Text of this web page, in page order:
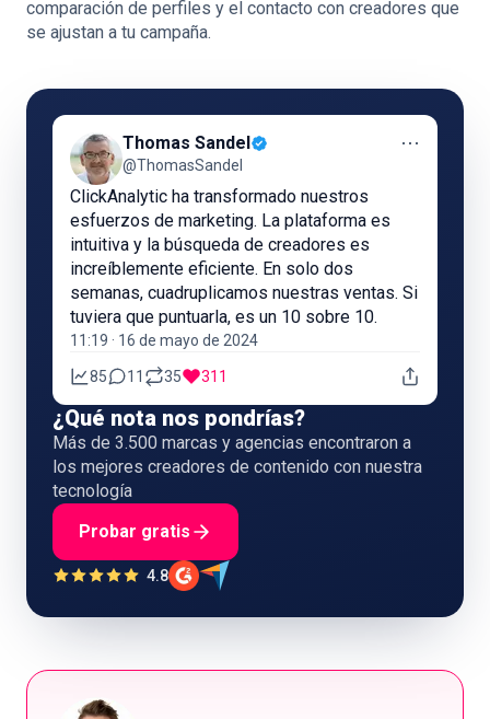
comparación de perfiles y el contacto con creadores que
se ajustan a tu campaña.
Thomas Sandel
@ThomasSandel
⋯
ClickAnalytic ha transformado nuestros
esfuerzos de marketing. La plataforma es
intuitiva y la búsqueda de creadores es
increíblemente eficiente. En solo dos
semanas, cuadruplicamos nuestras ventas. Si
tuviera que puntuarla, es un 10 sobre 10.
11:19 · 16 de mayo de 2024
85 11 35 311
¿Qué nota nos pondrías?
Más de 3.500 marcas y agencias encontraron a
los mejores creadores de contenido con nuestra
tecnología
Probar gratis
4.8